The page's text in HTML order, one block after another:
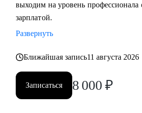
• Основные направления:
- IT (разработка, тестирование,
информационная безопасность),
Компьютерное зрение,
- Digital (маркетологи, дизайнеры,
редакторы, smm)
- Education Tech (Педагогические
выходим на уровень профессионала
зарплатой.
Развернуть
Ближайшая запись11 августа 2026
Записаться 8 000 ₽